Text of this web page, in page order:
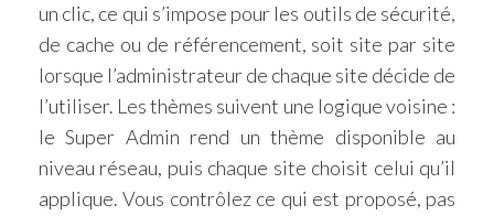
un clic, ce qui s’impose pour les outils de sécurité,
de cache ou de référencement, soit site par site
lorsque l’administrateur de chaque site décide de
l’utiliser. Les thèmes suivent une logique voisine :
le Super Admin rend un thème disponible au
niveau réseau, puis chaque site choisit celui qu’il
applique. Vous contrôlez ce qui est proposé, pas